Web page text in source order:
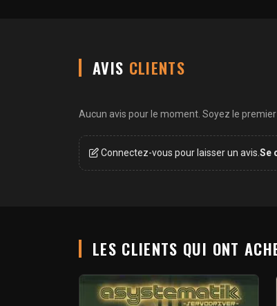
AVIS CLIENTS
Aucun avis pour le moment. Soyez le
Connectez-vous pour laisser un avis.Se
LES CLIENTS QUI ONT